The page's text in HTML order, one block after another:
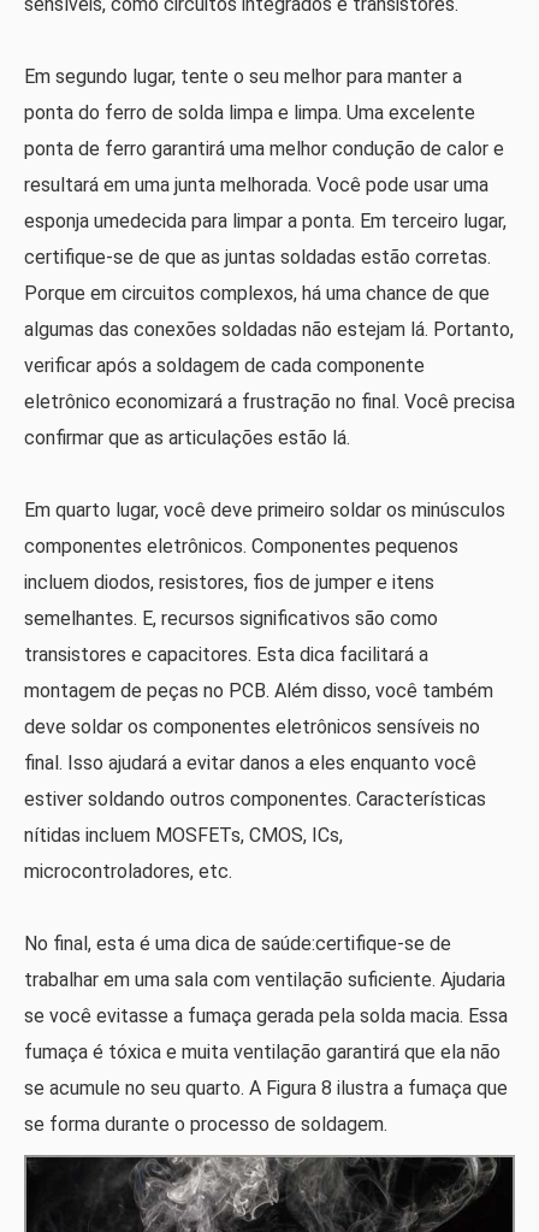
Em segundo lugar, tente o seu melhor para manter a
ponta do ferro de solda limpa e limpa. Uma excelente
ponta de ferro garantirá uma melhor condução de calor e
resultará em uma junta melhorada. Você pode usar uma
esponja umedecida para limpar a ponta. Em terceiro lugar,
certifique-se de que as juntas soldadas estão corretas.
Porque em circuitos complexos, há uma chance de que
algumas das conexões soldadas não estejam lá. Portanto,
verificar após a soldagem de cada componente
eletrônico economizará a frustração no final. Você precisa
confirmar que as articulações estão lá.
Em quarto lugar, você deve primeiro soldar os minúsculos
componentes eletrônicos. Componentes pequenos
incluem diodos, resistores, fios de jumper e itens
semelhantes. E, recursos significativos são como
transistores e capacitores. Esta dica facilitará a
montagem de peças no PCB. Além disso, você também
deve soldar os componentes eletrônicos sensíveis no
final. Isso ajudará a evitar danos a eles enquanto você
estiver soldando outros componentes. Características
nítidas incluem MOSFETs, CMOS, ICs,
microcontroladores, etc.
No final, esta é uma dica de saúde:certifique-se de
trabalhar em uma sala com ventilação suficiente. Ajudaria
se você evitasse a fumaça gerada pela solda macia. Essa
fumaça é tóxica e muita ventilação garantirá que ela não
se acumule no seu quarto. A Figura 8 ilustra a fumaça que
se forma durante o processo de soldagem.